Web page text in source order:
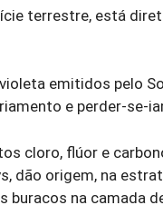
terrestre, está
emitidos pelo
e perder-se-
cloro, flúor e
dão origem, na
buracos na camada